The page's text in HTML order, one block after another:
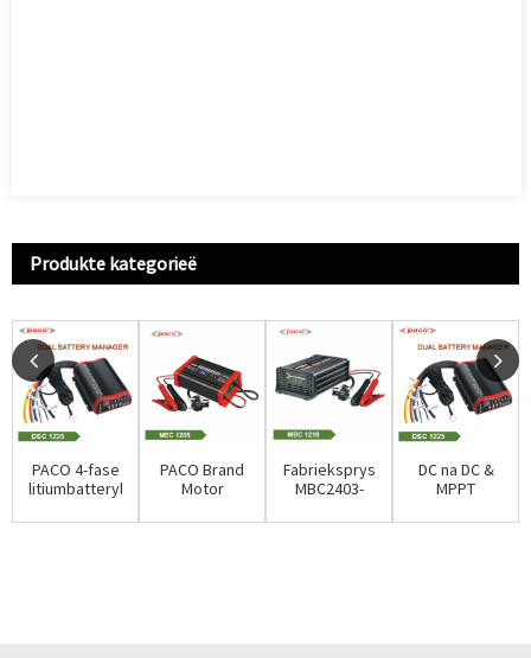
Produkte kategorieë
PACO 4-fase
litiumbatterylaaier
elektriese...
PACO Brand
Motor
stadium
Fabrieksprys
MBC2403-
Dieselgenerator
DC na DC &
MPPT
12V/24V